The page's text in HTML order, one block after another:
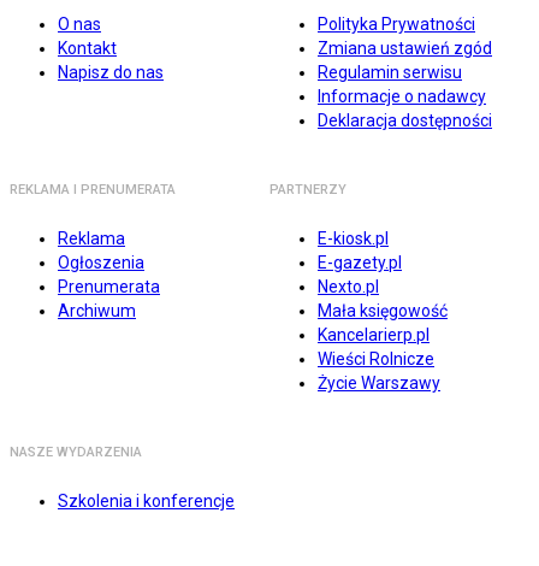
O nas
Kontakt
Napisz do nas
Polityka Prywatności
Zmiana ustawień zgód
Regulamin serwisu
Informacje o nadawcy
Deklaracja dostępności
REKLAMA I PRENUMERATA
Reklama
Ogłoszenia
Prenumerata
Archiwum
PARTNERZY
E-kiosk.pl
E-gazety.pl
Nexto.pl
Mała księgowość
Kancelarierp.pl
Wieści Rolnicze
Życie Warszawy
NASZE WYDARZENIA
Szkolenia i konferencje